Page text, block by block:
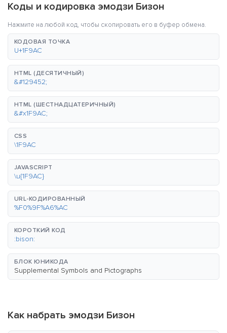
Коды и кодировка эмодзи Бизон
Нажмите на любой код, чтобы скопировать его в буфер обмена.
КОДОВАЯ ТОЧКА
U+1F9AC
HTML (ДЕСЯТИЧНЫЙ)
&#129452;
HTML (ШЕСТНАДЦАТЕРИЧНЫЙ)
&#x1F9AC;
CSS
\1F9AC
JAVASCRIPT
\u{1F9AC}
URL-КОДИРОВАННЫЙ
%F0%9F%A6%AC
КОРОТКИЙ КОД
:bison:
БЛОК ЮНИКОДА
Supplemental Symbols and Pictographs
Как набрать эмодзи Бизон